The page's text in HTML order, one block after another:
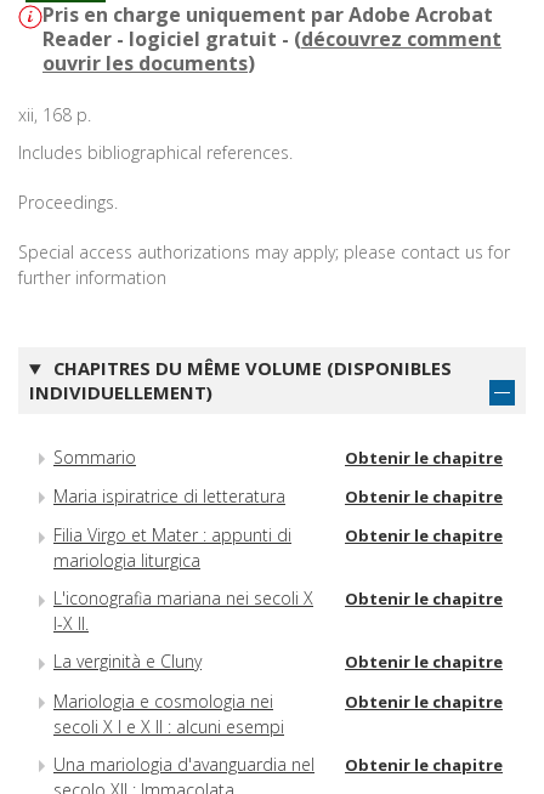
Pris en charge uniquement par Adobe Acrobat
Reader - logiciel gratuit - (découvrez comment
ouvrir les documents)
xii, 168 p.
Includes bibliographical references.
Proceedings.
Special access authorizations may apply; please contact us for
further information
CHAPITRES DU MÊME VOLUME (DISPONIBLES
INDIVIDUELLEMENT)
Sommario Obtenir le chapitre
Maria ispiratrice di letteratura Obtenir le chapitre
Filia Virgo et Mater : appunti di
mariologia liturgica
Obtenir le chapitre
L'iconografia mariana nei secoli X
l-X II.
Obtenir le chapitre
La verginità e Cluny Obtenir le chapitre
Mariologia e cosmologia nei
secoli X I e X II : alcuni esempi
Obtenir le chapitre
Una mariologia d'avanguardia nel
secolo XII : Immacolata
Obtenir le chapitre